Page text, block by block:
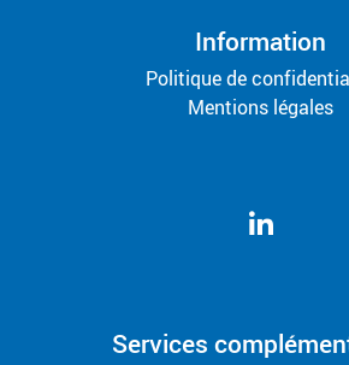
Information
Politique de
Mentions légales
Services